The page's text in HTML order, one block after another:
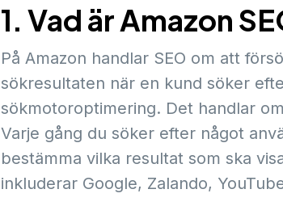
1. Vad är Amazon
På Amazon handlar SEO om att
sökresultaten när en kund söker
sökmotoroptimering. Det handlar
Varje gång du söker efter något
bestämma vilka resultat som ska
inkluderar Google, Zalando,